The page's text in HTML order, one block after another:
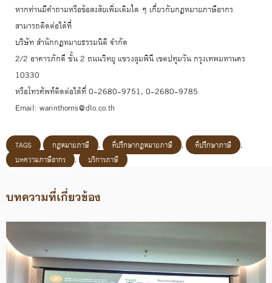
หากท่านมีคำถามหรือข้อสงสัยเพิ่มเติมใด ๆ เกี่ยวกับกฎหมายภาษีอากร
สามารถติดต่อได้ที่
บริษัท สำนักกฎหมายธรรมนิติ จำกัด
2/2 อาคารภักดี ชั้น 2 ถนนวิทยุ แขวงลุมพินี เขตปทุมวัน กรุงเทพมหานคร
10330
หรือโทรศัพท์ติดต่อได้ที่ 0-2680-9751, 0-2680-9785
Email: warinthorns@dlo.co.th
TAGS กฎหมายภาษี , ที่ปรึกษากฎหมายภาษี , ที่ปรึกษาภาษี
,
บทความภาษีอากร
, บริการภาษี
บทความที่เกี่ยวข้อง